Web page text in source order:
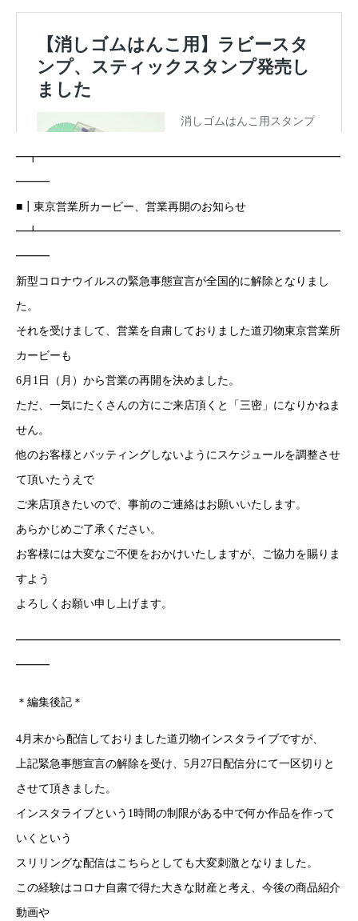
━┳━━━━━━━━━━━━━━━━━━━━━━━━━━━
━━━
■┃東京営業所カービー、営業再開のお知らせ
━┻━━━━━━━━━━━━━━━━━━━━━━━━━━━
━━━
新型コロナウイルスの緊急事態宣言が全国的に解除となりまし
た。
それを受けまして、営業を自粛しておりました道刃物東京営業所
カービーも
6月1日（月）から営業の再開を決めました。
ただ、一気にたくさんの方にご来店頂くと「三密」になりかねま
せん。
他のお客様とバッティングしないようにスケジュールを調整させ
て頂いたうえで
ご来店頂きたいので、事前のご連絡はお願いいたします。
あらかじめご了承ください。
お客様には大変なご不便をおかけいたしますが、ご協力を賜りま
すよう
よろしくお願い申し上げます。
━━━━━━━━━━━━━━━━━━━━━━━━━━━━━
━━━
＊編集後記＊
4月末から配信しておりました道刃物インスタライブですが、
上記緊急事態宣言の解除を受け、5月27日配信分にて一区切りと
させて頂きました。
インスタライブという1時間の制限がある中で何か作品を作って
いくという
スリリングな配信はこちらとしても大変刺激となりました。
この経験はコロナ自粛で得た大きな財産と考え、今後の商品紹介
動画や